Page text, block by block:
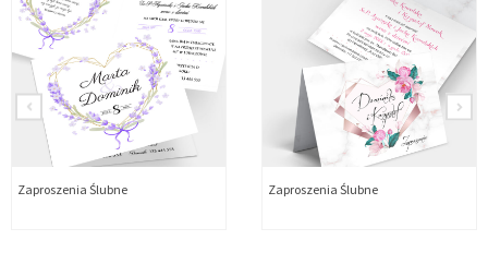
Zaproszenia Ślubne Zaproszenia Ślubne